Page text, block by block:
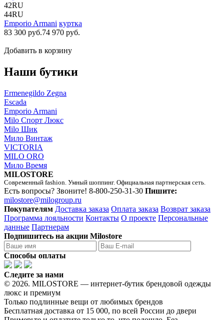
42RU
44RU
Emporio Armani куртка
83 300 руб.74 970 руб.
Добавить в корзину
Наши бутики
Ermenegildo Zegna
Escada
Emporio Armani
Milo Спорт Люкс
Milo Шик
Мило Винтаж
VICTORIA
MILO ORO
Мило Время
MILOSTORE
Современный fashion. Умный шоппинг. Официальная партнерская сеть.
Есть вопросы? Звоните! 8-800-250-31-30 Пишите:
milostore@milogroup.ru
Покупателям Доставка заказа Оплата заказа Возврат заказа
Программа лояльности Контакты О проекте Персональные
данные Партнерам
Подпишитесь на акции Milostore
Способы оплаты
Следите за нами
© 2026. MILOSTORE — интернет-бутик брендовой одежды
люкс и премиум
Только подлинные вещи от любимых брендов
Бесплатная доставка от 15 000, по всей России до двери